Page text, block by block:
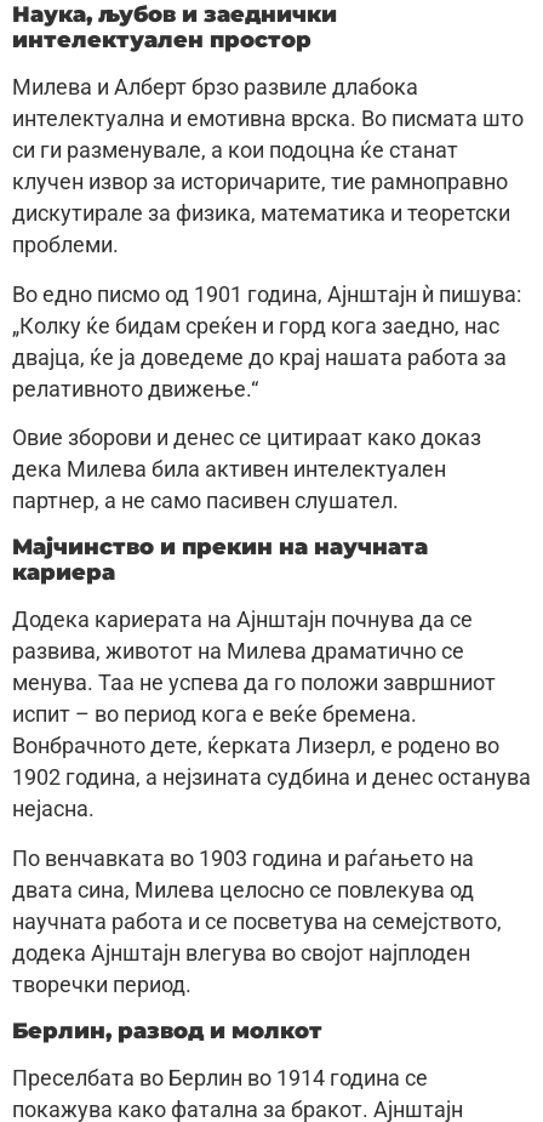
Наука, љубов и заеднички
интелектуален простор
Милева и Алберт брзо развиле длабока
интелектуална и емотивна врска. Во писмата што
си ги разменувале, а кои подоцна ќе станат
клучен извор за историчарите, тие рамноправно
дискутирале за физика, математика и теоретски
проблеми.
Во едно писмо од 1901 година, Ајнштајн ѝ пишува:
„Колку ќе бидам среќен и горд кога заедно, нас
двајца, ќе ја доведеме до крај нашата работа за
релативното движење.“
Овие зборови и денес се цитираат како доказ
дека Милева била активен интелектуален
партнер, а не само пасивен слушател.
Мајчинство и прекин на научната
кариера
Додека кариерата на Ајнштајн почнува да се
развива, животот на Милева драматично се
менува. Таа не успева да го положи завршниот
испит – во период кога е веќе бремена.
Вонбрачното дете, ќерката Лизерл, е родено во
1902 година, а нејзината судбина и денес останува
нејасна.
По венчавката во 1903 година и раѓањето на
двата сина, Милева целосно се повлекува од
научната работа и се посветува на семејството,
додека Ајнштајн влегува во својот најплоден
творечки период.
Берлин, развод и молкот
Преселбата во Берлин во 1914 година се
покажува како фатална за бракот. Ајнштајн